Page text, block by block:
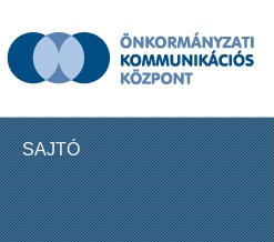
SAJTÓ